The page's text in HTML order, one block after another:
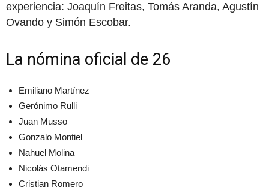
experiencia: Joaquín Freitas, Tomás Aranda, Agustín
Ovando y Simón Escobar.
La nómina oficial de 26
Emiliano Martínez
Gerónimo Rulli
Juan Musso
Gonzalo Montiel
Nahuel Molina
Nicolás Otamendi
Cristian Romero